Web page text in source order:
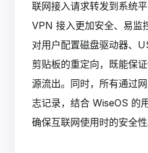
联网接入请求转发到系统
VPN 接入更加安全、易监
对用户配置磁盘驱动器、
剪贴板的重定向，既能保
源流出。同时，所有通过
志记录，结合 WiseOS 的
确保互联网使用时的安全性